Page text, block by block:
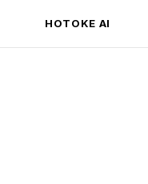
HOTOKE AI